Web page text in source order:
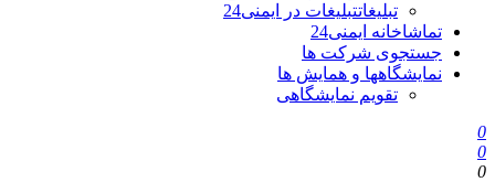
تبلیغاتتبلیغات در ایمنی24
تماشاخانه ایمنی24
جستجوی شرکت ها
نمایشگاهها و همایش ها
تقویم نمایشگاهی
0
0
0